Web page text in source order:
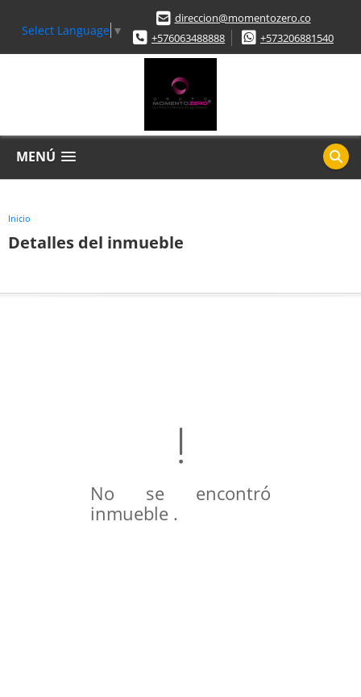
Select Language ▼
direccion@momentozero.co
+576063488888
+573206881540
MENÚ
Inicio
Detalles del inmueble
No se encontró
inmueble .